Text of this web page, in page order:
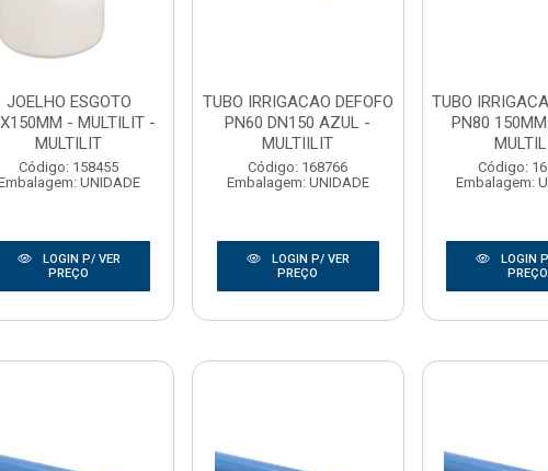
JOELHO ESGOTO
- MULTILIT -
MULTILIT
Código: 158455
UNIDADE
LOGIN P/ VER
PREÇO
TUBO IRRIGACAO DEFOFO
PN60 DN150 AZUL -
MULTIILIT
Código: 168766
Embalagem: UNIDADE
LOGIN P/ VER
PREÇO
TUBO
PN80
Código:
Embalagem:
LOGIN
PREÇO